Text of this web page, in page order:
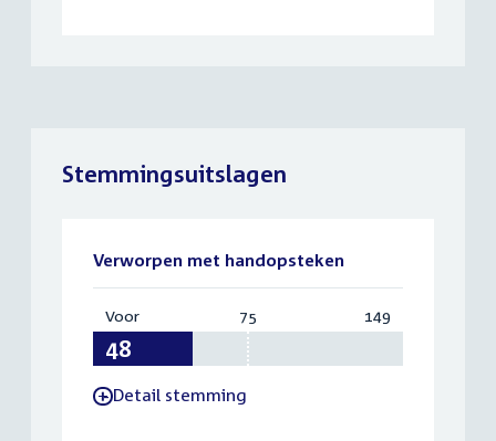
Stemmingsuitslagen
Verworpen met handopsteken
Voor:
75 149
-Detail stemming